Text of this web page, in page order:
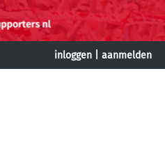
inloggen aanmelden